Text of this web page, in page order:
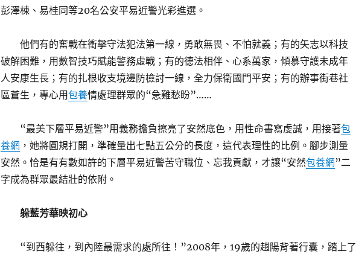
彭澤棟、易桂同等20名公安平易近警光彩進選。
他們有的奮戰在衝擊守法犯法第一線，勇敢無畏、不怕就義；有的矢志以科技
破解困難，用數智技巧賦能警務虛戰；有的德法相伴、心系萬家，傾慕守護未成年
人安康生長；有的扎根收支境邊防檢討一線，全力保衛國門平安；有的辦事街巷社
區蒼生，專心用包養情處理群眾的“急難愁盼”……
“最美下層平易近警”用義務擔負擦亮了安然底色，用性命書寫虔誠，用接著包
養網 ，她將圓規打開，準確量出七點五公分的長度，這代表理性的比例。腳步測量
安然。恰是有有數如許的下層平易近警苦守職位、忘我貢獻，才讓“安然包養網 ”二
字成為群眾最結壯的依附。
躲藍芳華映初心
“到西躲往，到內陸最需求的處所往！”2008年，19歲的趙陽背著行囊，踏上了